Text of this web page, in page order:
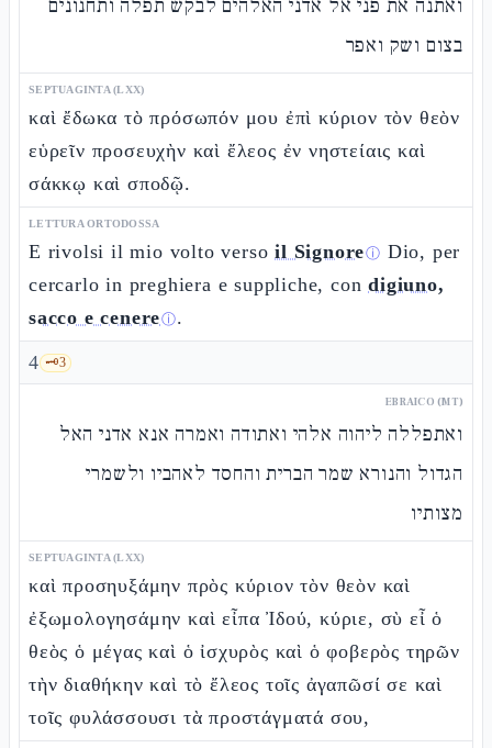
ואתנה את פני אל אדני האלהים לבקש תפלה ותחנונים
בצום ושק ואפר
SEPTUAGINTA (LXX)
καὶ ἔδωκα τὸ πρόσωπόν μου ἐπὶ κύριον τὸν θεὸν
εὑρεῖν προσευχὴν καὶ ἔλεος ἐν νηστείαις καὶ
σάκκῳ καὶ σποδῷ.
LETTURA ORTODOSSA
E rivolsi il mio volto versoil Signoreⓘ Dio, per
cercarlo in preghiera e suppliche, condigiuno,
sacco e cenereⓘ.
4 🗝️3
EBRAICO (MT)
ואתפללה ליהוה אלהי ואתודה ואמרה אנא אדני האל
הגדול והנורא שמר הברית והחסד לאהביו ולשמרי
מצותיו
SEPTUAGINTA (LXX)
καὶ προσηυξάμην πρὸς κύριον τὸν θεὸν καὶ
ἐξωμολογησάμην καὶ εἶπα Ἰδού, κύριε, σὺ εἶ ὁ
θεὸς ὁ μέγας καὶ ὁ ἰσχυρὸς καὶ ὁ φοβερὸς τηρῶν
τὴν διαθήκην καὶ τὸ ἔλεος τοῖς ἀγαπῶσί σε καὶ
τοῖς φυλάσσουσι τὰ προστάγματά σου,